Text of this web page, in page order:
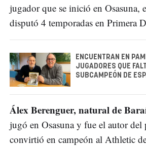
jugador que se inició en Osasuna,
disputó 4 temporadas en Primera
ENCUENTRAN EN
JUGADORES QUE
SUBCAMPEÓN DE
Álex Berenguer, natural de
jugó en Osasuna y fue el autor del
convirtió en campeón al Athletic